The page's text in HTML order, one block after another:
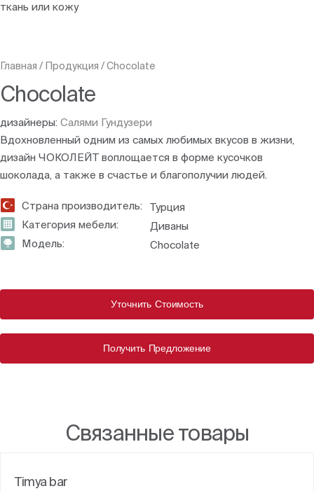
ткань или кожу
Главная / Продукция /Chocolate
Chocolate
дизайнеры: Салями Гундузери
Вдохновленный одним из самых любимых вкусов в жизни,
дизайн ЧОКОЛЕЙТ воплощается в форме кусочков
шоколада, а также в счастье и благополучии людей.
Страна производитель:
Турция
Категория мебели:
Диваны
Модель:
Chocolate
Уточнить Стоимость
Получить Предложение
Связанные товары
Timya bar